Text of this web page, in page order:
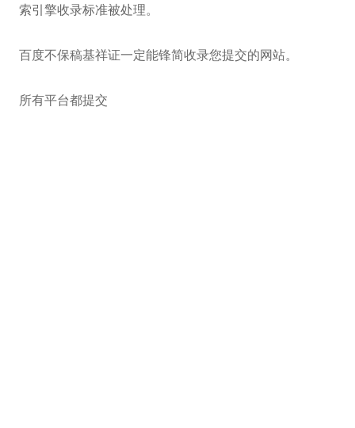
索引擎收录标准被处理。
百度不保稿基祥证一定能锋简收录您提交的网站。
所有平台都提交